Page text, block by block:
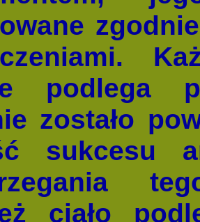
podlega
zostało
sukcesu
ciało